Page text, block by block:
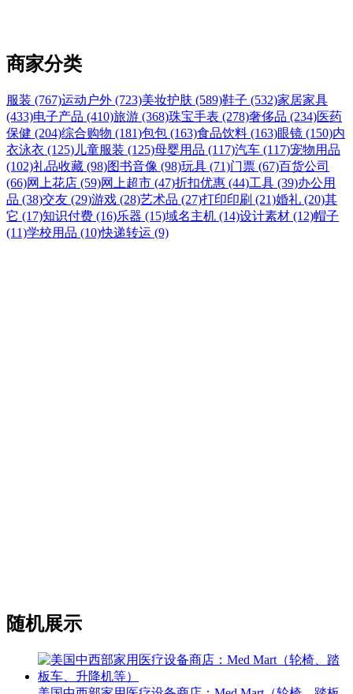
商家分类
服装 (767)运动户外 (723)美妆护肤 (589)鞋子 (532)家居家具
(433)电子产品 (410)旅游 (368)珠宝手表 (278)奢侈品 (234)医药
保健 (204)综合购物 (181)包包 (163)食品饮料 (163)眼镜 (150)内
衣泳衣 (125) 儿童服装 (125)母婴用品 (117)汽车 (117)宠物用品
(102)礼品收藏 (98)图书音像 (98)玩具 (71)门票 (67)百货公司
(66)网上花店 (59)网上超市 (47)折扣优惠 (44)工具 (39)办公用
品 (38)交友 (29)游戏 (28)艺术品 (27)打印印刷 (21)婚礼 (20)其
它 (17)知识付费 (16)乐器 (15)域名主机 (14)设计素材 (12)帽子
(11)学校用品 (10)快递转运 (9)
随机展示